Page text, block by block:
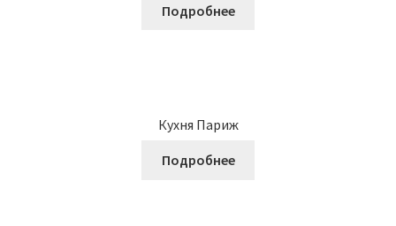
Подробнее
Кухня Париж
Подробнее